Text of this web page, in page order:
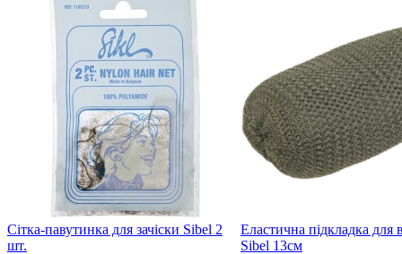
Сітка-павутинка для зачіски Sibel 2
шт.
Еластична підкладка для
Sibel 13см